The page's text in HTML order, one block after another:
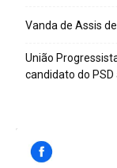
Vanda de Assis
União
candidato do PSD